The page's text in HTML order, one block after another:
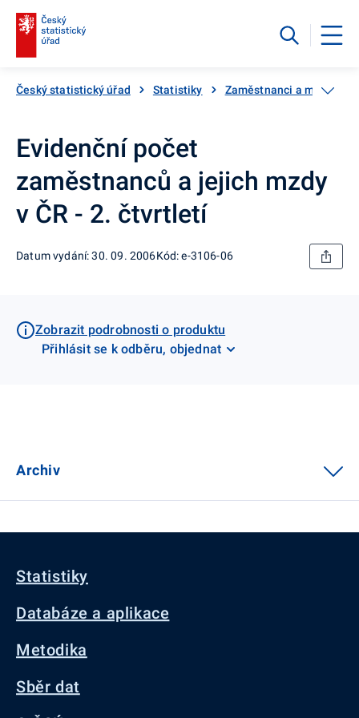
Český statistický úřad Statistiky Zaměstnanci a mzdy
Evidenční počet
zaměstnanců a jejich mzdy
v ČR - 2. čtvrtletí
Datum vydání: 30. 09. 2006Kód: e-3106-06
Zobrazit podrobnosti o produktu
Přihlásit se k odběru, objednat
Archiv
Statistiky
Databáze a aplikace
Metodika
Sběr dat